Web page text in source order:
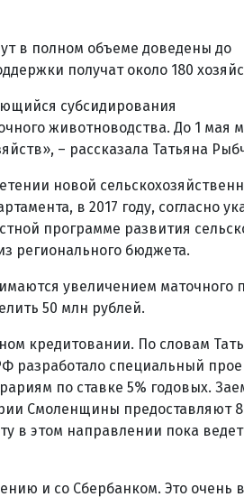
в полном объеме доведены до
получат около 180
субсидирования
животноводства. До 1 мая
– рассказала Татьяна
новой
в 2017 году, согласно
программе развития
регионального бюджета.
увеличением маточного
50 млн рублей.
кредитовании. По словам
разработало специальный
по ставке 5% годовых.
Смоленщины предоставляют
в этом направлении пока
и со Сбербанком. Это очень